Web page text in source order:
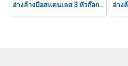
อ่างล้างมือสแตนเลส 3 หัวก๊อก เซ็นเซอร์